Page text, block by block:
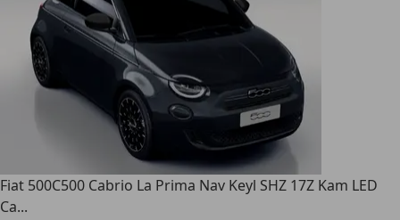
Fiat 500C500 Cabrio La Prima Nav Keyl SHZ 17Z Kam LED
Ca...